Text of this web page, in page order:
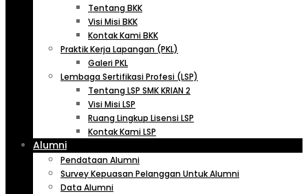
Tentang BKK
Visi Misi BKK
Kontak Kami BKK
Praktik Kerja Lapangan (PKL)
Galeri PKL
Lembaga Sertifikasi Profesi (LSP)
Tentang LSP SMK KRIAN 2
Visi Misi LSP
Ruang Lingkup Lisensi LSP
Kontak Kami LSP
Alumni
Pendataan Alumni
Survey Kepuasan Pelanggan Untuk Alumni
Data Alumni